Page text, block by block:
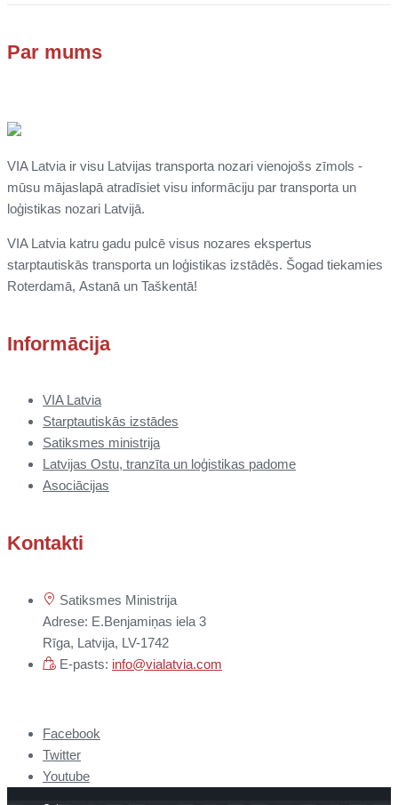
Par mums
VIA Latvia ir visu Latvijas transporta nozari vienojošs zīmols -
mūsu mājaslapā atradīsiet visu informāciju par transporta un
loģistikas nozari Latvijā.
VIA Latvia katru gadu pulcē visus nozares ekspertus
starptautiskās transporta un loģistikas izstādēs. Šogad tiekamies
Roterdamā, Astanā un Taškentā!
Informācija
VIA Latvia
Starptautiskās izstādes
Satiksmes ministrija
Latvijas Ostu, tranzīta un loģistikas padome
Asociācijas
Kontakti
Satiksmes Ministrija
Adrese: E.Benjamiņas iela 3
Rīga, Latvija, LV-1742
E-pasts: info@vialatvia.com
Facebook
Twitter
Youtube